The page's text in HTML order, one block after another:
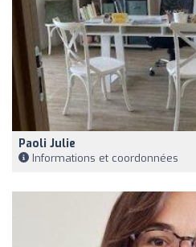
Paoli Julie
Informations et coordonnées